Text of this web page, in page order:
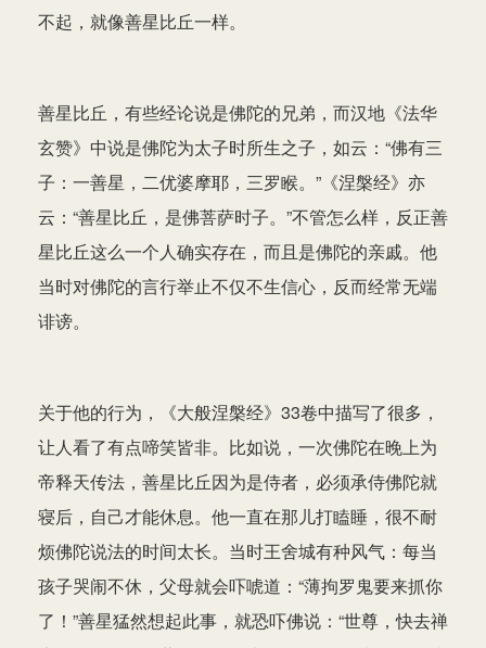
不起，就像善星比丘一样。
善星比丘，有些经论说是佛陀的兄弟，而汉地《法华
玄赞》中说是佛陀为太子时所生之子，如云：“佛有三
子：一善星，二优婆摩耶，三罗睺。”《涅槃经》亦
云：“善星比丘，是佛菩萨时子。”不管怎么样，反正善
星比丘这么一个人确实存在，而且是佛陀的亲戚。他
当时对佛陀的言行举止不仅不生信心，反而经常无端
诽谤。
关于他的行为，《大般涅槃经》33卷中描写了很多，
让人看了有点啼笑皆非。比如说，一次佛陀在晚上为
帝释天传法，善星比丘因为是侍者，必须承侍佛陀就
寝后，自己才能休息。他一直在那儿打瞌睡，很不耐
烦佛陀说法的时间太长。当时王舍城有种风气：每当
孩子哭闹不休，父母就会吓唬道：“薄拘罗鬼要来抓你
了！”善星猛然想起此事，就恐吓佛说：“世尊，快去禅